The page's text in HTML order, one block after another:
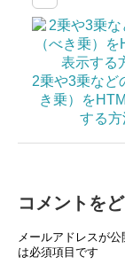
2乗や3乗など
き乗）を
する方
コメントを
メールアドレスが公
は必須項目です